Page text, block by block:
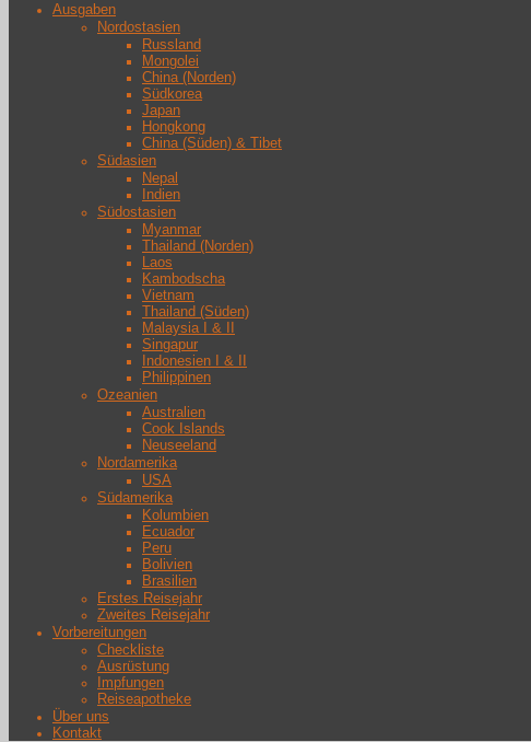
Ausgaben
Nordostasien
Russland
Mongolei
China (Norden)
Südkorea
Japan
Hongkong
China (Süden) & Tibet
Südasien
Nepal
Indien
Südostasien
Myanmar
Thailand (Norden)
Laos
Kambodscha
Vietnam
Thailand (Süden)
Malaysia I & II
Singapur
Indonesien I & II
Philippinen
Ozeanien
Australien
Cook Islands
Neuseeland
Nordamerika
USA
Südamerika
Kolumbien
Ecuador
Peru
Bolivien
Brasilien
Erstes Reisejahr
Zweites Reisejahr
Vorbereitungen
Checkliste
Ausrüstung
Impfungen
Reiseapotheke
Über uns
Kontakt